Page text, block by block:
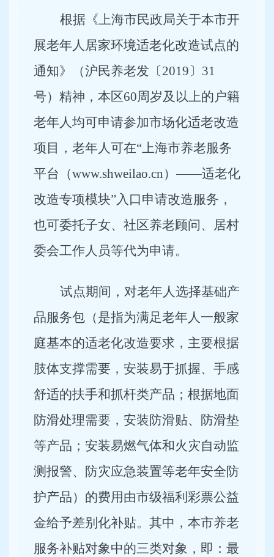
根据《上海市民政局关于本市开
展老年人居家环境适老化改造试点的
通知》（沪民养老发〔2019〕31
号）精神，本区60周岁及以上的户籍
老年人均可申请参加市场化适老改造
项目，老年人可在“上海市养老服务
平台（www.shweilao.cn）——适老化
改造专项模块”入口申请改造服务，
也可委托子女、社区养老顾问、居村
委会工作人员等代为申请。
试点期间，对老年人选择基础产
品服务包（是指为满足老年人一般家
庭基本的适老化改造要求，主要根据
肢体支撑需要，安装易于抓握、手感
舒适的扶手和抓杆类产品；根据地面
防滑处理需要，安装防滑贴、防滑垫
等产品；安装易燃气体和火灾自动监
测报警、防灾应急装置等老年安全防
护产品）的费用由市级福利彩票公益
金给予差别化补贴。其中，本市养老
服务补贴对象中的三类对象，即：最